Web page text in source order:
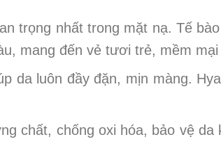
trọng nhất trong mặt nạ. Tế
mang đến vẻ tươi trẻ, mềm
da luôn đầy đặn, mịn màng.
chất, chống oxi hóa, bảo vệ